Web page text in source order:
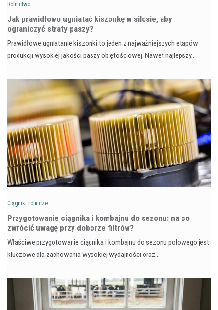
Rolnictwo
Jak prawidłowo ugniatać kiszonkę w silosie, aby
ograniczyć straty paszy?
Prawidłowe ugniatanie kiszonki to jeden z najważniejszych etapów
produkcji wysokiej jakości paszy objętościowej. Nawet najlepszy…
Ciągniki rolnicze
Przygotowanie ciągnika i kombajnu do sezonu: na co
zwrócić uwagę przy doborze filtrów?
Właściwe przygotowanie ciągnika i kombajnu do sezonu polowego jest
kluczowe dla zachowania wysokiej wydajności oraz…